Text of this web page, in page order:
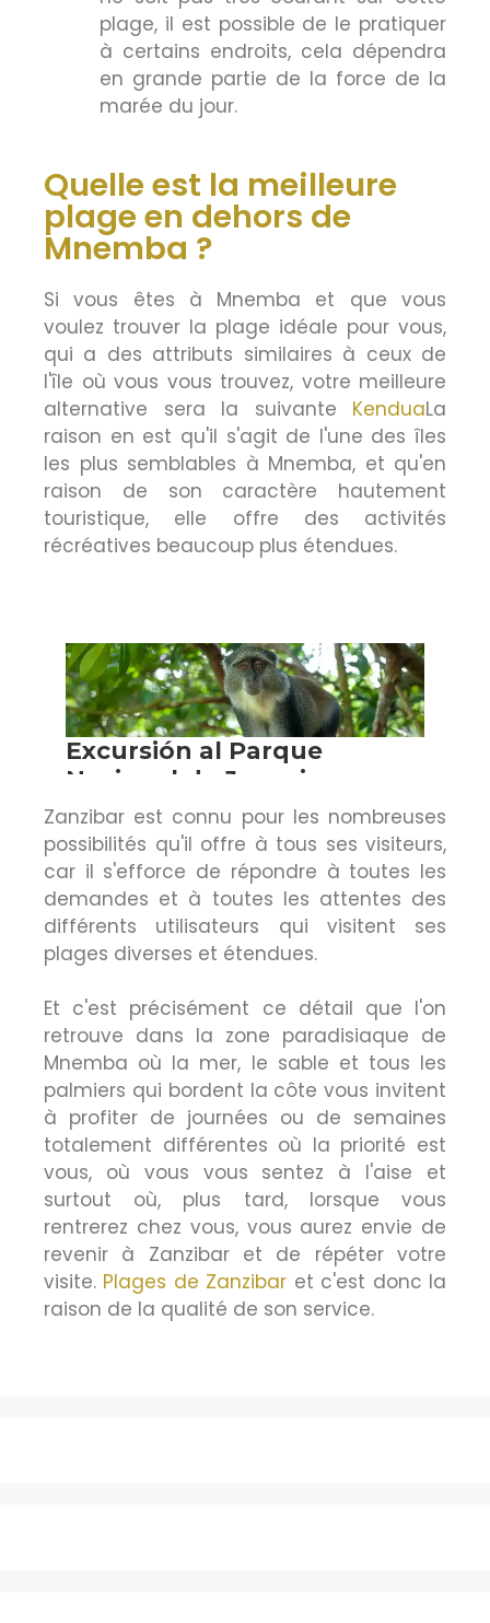
plage, il est possible de le pratiquer
à certains endroits, cela dépendra
en grande partie de la force de la
marée du jour.
Quelle est la meilleure
plage en dehors de
Mnemba ?
Si vous êtes à Mnemba et que vous
voulez trouver la plage idéale pour vous,
qui a des attributs similaires à ceux de
l'île où vous vous trouvez, votre meilleure
alternative sera la suivante KenduaLa
raison en est qu'il s'agit de l'une des îles
les plus semblables à Mnemba, et qu'en
raison de son caractère hautement
touristique, elle offre des activités
récréatives beaucoup plus étendues.
Zanzibar est connu pour les nombreuses
possibilités qu'il offre à tous ses visiteurs,
car il s'efforce de répondre à toutes les
demandes et à toutes les attentes des
différents utilisateurs qui visitent ses
plages diverses et étendues.
Et c'est précisément ce détail que l'on
retrouve dans la zone paradisiaque de
Mnemba où la mer, le sable et tous les
palmiers qui bordent la côte vous invitent
à profiter de journées ou de semaines
totalement différentes où la priorité est
vous, où vous vous sentez à l'aise et
surtout où, plus tard, lorsque vous
rentrerez chez vous, vous aurez envie de
revenir à Zanzibar et de répéter votre
visite. Plages de Zanzibar et c'est donc la
raison de la qualité de son service.